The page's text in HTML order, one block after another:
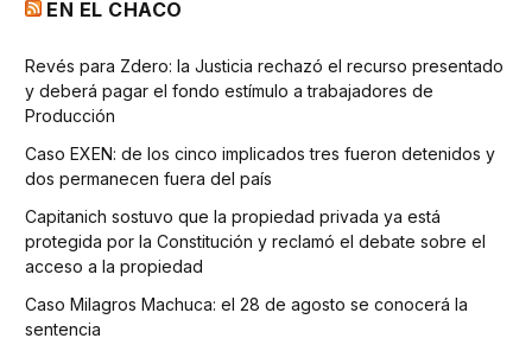
EN EL CHACO
Revés para Zdero: la Justicia rechazó el recurso presentado
y deberá pagar el fondo estímulo a trabajadores de
Producción
Caso EXEN: de los cinco implicados tres fueron detenidos y
dos permanecen fuera del país
Capitanich sostuvo que la propiedad privada ya está
protegida por la Constitución y reclamó el debate sobre el
acceso a la propiedad
Caso Milagros Machuca: el 28 de agosto se conocerá la
sentencia